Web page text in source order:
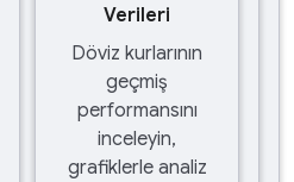
Verileri
Döviz kurlarının
geçmiş
performansını
inceleyin,
grafiklerle analiz